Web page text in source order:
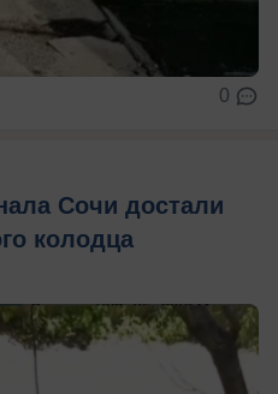
0
Сочи достали
колодца